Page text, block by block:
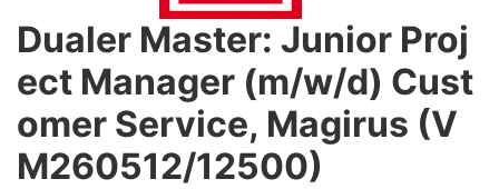
Dualer Master: Junior Proj
ect Manager (m/w/d) Cust
omer Service, Magirus (V
M260512/12500)